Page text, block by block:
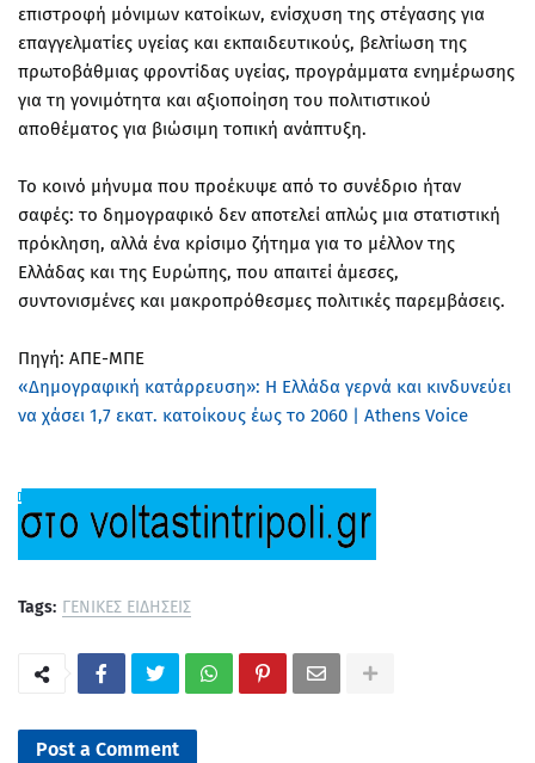
επιστροφή μόνιμων κατοίκων, ενίσχυση της στέγασης για
επαγγελματίες υγείας και εκπαιδευτικούς, βελτίωση της
πρωτοβάθμιας φροντίδας υγείας, προγράμματα ενημέρωσης
για τη γονιμότητα και αξιοποίηση του πολιτιστικού
αποθέματος για βιώσιμη τοπική ανάπτυξη.
Το κοινό μήνυμα που προέκυψε από το συνέδριο ήταν
σαφές: το δημογραφικό δεν αποτελεί απλώς μια στατιστική
πρόκληση, αλλά ένα κρίσιμο ζήτημα για το μέλλον της
Ελλάδας και της Ευρώπης, που απαιτεί άμεσες,
συντονισμένες και μακροπρόθεσμες πολιτικές παρεμβάσεις.
Πηγή: ΑΠΕ-ΜΠΕ
«Δημογραφική κατάρρευση»: Η Ελλάδα γερνά και κινδυνεύει
να χάσει 1,7 εκατ. κατοίκους έως το 2060 | Athens Voice
Tags: ΓΕΝΙΚΕΣ ΕΙΔΗΣΕΙΣ
Post a Comment